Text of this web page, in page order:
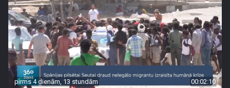
pirms 4 dienām, 13 stundām 00:02:10